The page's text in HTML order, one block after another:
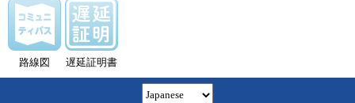
路線図 遅延証明書